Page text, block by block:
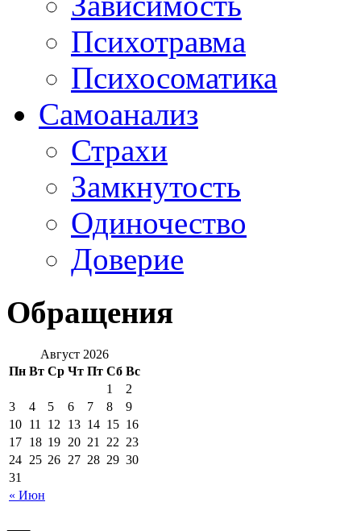
Психотравма
Психосоматика
Самоанализ
Страхи
Замкнутость
Одиночество
Доверие
Обращения
Август 2026
Пн Вт Ср Чт Пт Сб Вс
« Июн
1
2
3
4 5 6 7 8
9
10 11 12 13 14 15 16
17 18 19 20 21 22 23
24 25 26 27 28 29 30
31